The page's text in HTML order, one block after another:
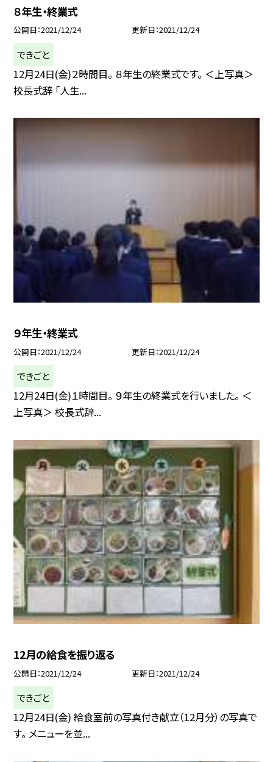
８年生・終業式
公開日 2021/12/24 更新日 2021/12/24
できごと
12月24日(金)２時間目。 ８年生の終業式です。 ＜上写真＞
校長式辞 「人生...
９年生・終業式
公開日 2021/12/24 更新日 2021/12/24
できごと
12月24日(金)１時間目。 ９年生の終業式を行いました。 ＜
上写真＞ 校長式辞...
12月の給食を振り返る
公開日 2021/12/24 更新日 2021/12/24
できごと
12月24日(金) 給食室前の写真付き献立（12月分）の写真で
す。 メニューを並...